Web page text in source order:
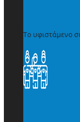
Το υφιστάμενο